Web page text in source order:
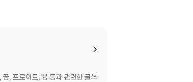
, 프로이트, 융 등과 관련한 글쓰